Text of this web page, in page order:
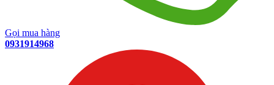
Gọi mua hàng
0931914968